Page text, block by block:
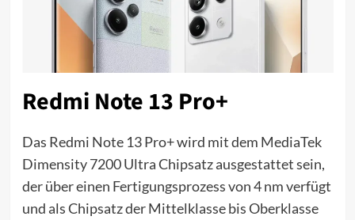
Redmi Note 13 Pro+
Das Redmi Note 13 Pro+ wird mit dem MediaTek
Dimensity 7200 Ultra Chipsatz ausgestattet sein,
der über einen Fertigungsprozess von 4 nm verfügt
und als Chipsatz der Mittelklasse bis Oberklasse